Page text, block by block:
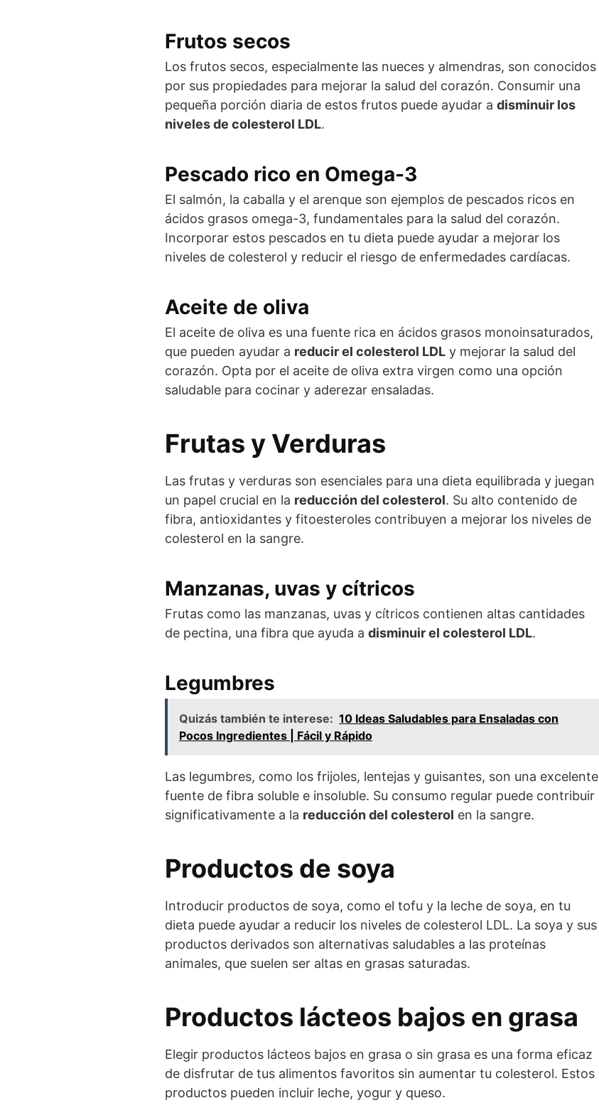
Frutos secos
Los frutos secos, especialmente las nueces y almendras, son conocidos
por sus propiedades para mejorar la salud del corazón. Consumir una
pequeña porción diaria de estos frutos puede ayudar a disminuir los
niveles de colesterol LDL.
Pescado rico en Omega-3
El salmón, la caballa y el arenque son ejemplos de pescados ricos en
ácidos grasos omega-3, fundamentales para la salud del corazón.
Incorporar estos pescados en tu dieta puede ayudar a mejorar los
niveles de colesterol y reducir el riesgo de enfermedades cardíacas.
Aceite de oliva
El aceite de oliva es una fuente rica en ácidos grasos monoinsaturados,
que pueden ayudar a reducir el colesterol LDL y mejorar la salud del
corazón. Opta por el aceite de oliva extra virgen como una opción
saludable para cocinar y aderezar ensaladas.
Frutas y Verduras
Las frutas y verduras son esenciales para una dieta equilibrada y juegan
un papel crucial en la reducción del colesterol. Su alto contenido de
fibra, antioxidantes y fitoesteroles contribuyen a mejorar los niveles de
colesterol en la sangre.
Manzanas, uvas y cítricos
Frutas como las manzanas, uvas y cítricos contienen altas cantidades
de pectina, una fibra que ayuda a disminuir el colesterol LDL.
Legumbres
Quizás también te interese: 10 Ideas Saludables para Ensaladas con
Pocos Ingredientes | Fácil y Rápido
Las legumbres, como los frijoles, lentejas y guisantes, son una excelente
fuente de fibra soluble e insoluble. Su consumo regular puede contribuir
significativamente a la reducción del colesterol en la sangre.
Productos de soya
Introducir productos de soya, como el tofu y la leche de soya, en tu
dieta puede ayudar a reducir los niveles de colesterol LDL. La soya y sus
productos derivados son alternativas saludables a las proteínas
animales, que suelen ser altas en grasas saturadas.
Productos lácteos bajos en grasa
Elegir productos lácteos bajos en grasa o sin grasa es una forma eficaz
de disfrutar de tus alimentos favoritos sin aumentar tu colesterol. Estos
productos pueden incluir leche, yogur y queso.